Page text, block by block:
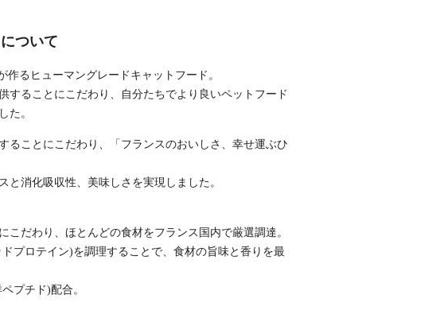
ついて
るヒューマングレードキャットフード。
することにこだわり、自分たちでより良いペットフード
た。
ることにこだわり、「フランスのおいしさ、幸せ運ぶひ
と消化吸収性、美味しさを実現しました。
こだわり、ほとんどの食材をフランス国内で厳選調達。
プロテイン)を調理することで、食材の旨味と香りを最
プチド)配合。